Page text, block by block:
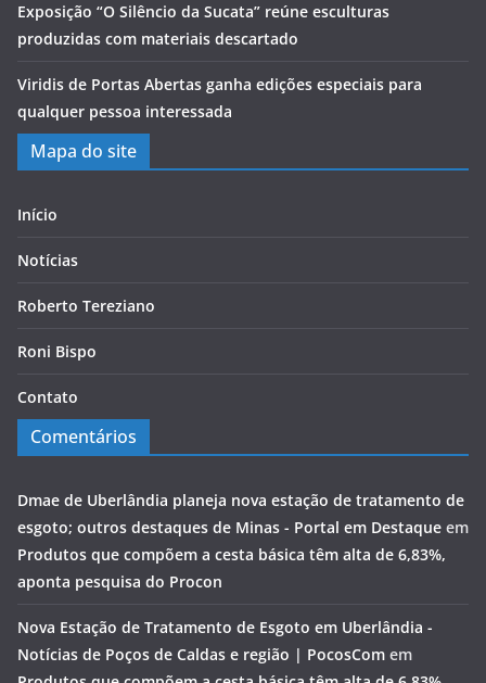
Exposição “O Silêncio da Sucata” reúne esculturas
produzidas com materiais descartado
Viridis de Portas Abertas ganha edições especiais para
qualquer pessoa interessada
Mapa do site
Início
Notícias
Roberto Tereziano
Roni Bispo
Contato
Comentários
Dmae de Uberlândia planeja nova estação de tratamento de
esgoto; outros destaques de Minas - Portal em Destaque em
Produtos que compõem a cesta básica têm alta de 6,83%,
aponta pesquisa do Procon
Nova Estação de Tratamento de Esgoto em Uberlândia -
Notícias de Poços de Caldas e região | PocosCom em